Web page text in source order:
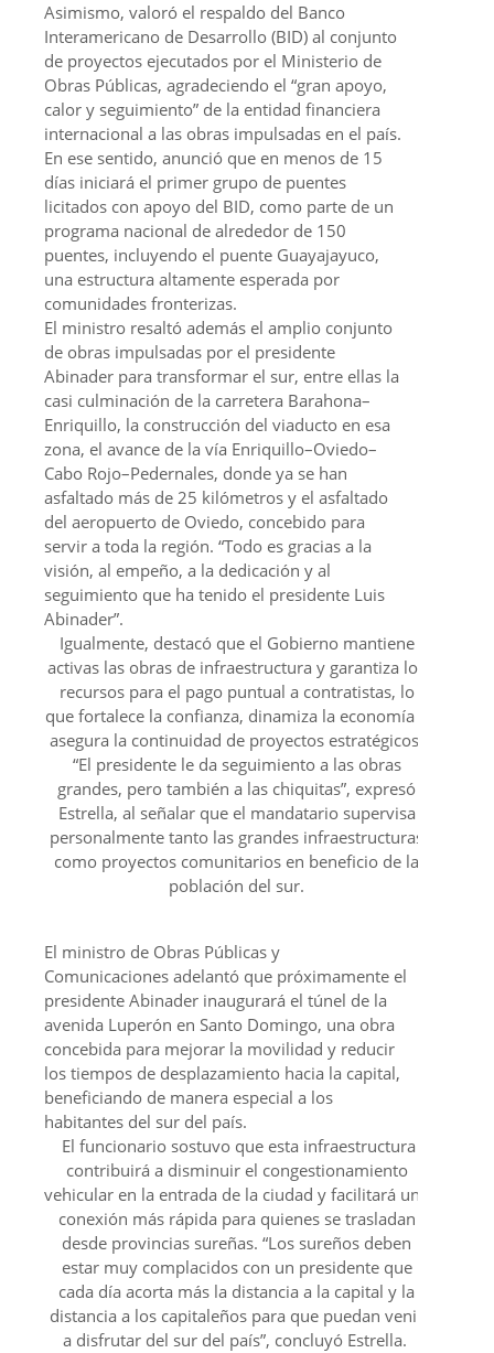
Asimismo, valoró el respaldo del Banco
Interamericano de Desarrollo (BID) al conjunto
de proyectos ejecutados por el Ministerio de
Obras Públicas, agradeciendo el “gran apoyo,
calor y seguimiento” de la entidad financiera
internacional a las obras impulsadas en el país.
En ese sentido, anunció que en menos de 15
días iniciará el primer grupo de puentes
licitados con apoyo del BID, como parte de un
programa nacional de alrededor de 150
puentes, incluyendo el puente Guayajayuco,
una estructura altamente esperada por
comunidades fronterizas.
El ministro resaltó además el amplio conjunto
de obras impulsadas por el presidente
Abinader para transformar el sur, entre ellas la
casi culminación de la carretera Barahona–
Enriquillo, la construcción del viaducto en esa
zona, el avance de la vía Enriquillo–Oviedo–
Cabo Rojo–Pedernales, donde ya se han
asfaltado más de 25 kilómetros y el asfaltado
del aeropuerto de Oviedo, concebido para
servir a toda la región. “Todo es gracias a la
visión, al empeño, a la dedicación y al
seguimiento que ha tenido el presidente Luis
Abinader”.
Igualmente, destacó que el Gobierno mantiene
activas las obras de infraestructura y garantiza los
recursos para el pago puntual a contratistas, lo
que fortalece la confianza, dinamiza la economía y
asegura la continuidad de proyectos estratégicos.
“El presidente le da seguimiento a las obras
grandes, pero también a las chiquitas”, expresó
Estrella, al señalar que el mandatario supervisa
personalmente tanto las grandes infraestructuras
como proyectos comunitarios en beneficio de la
población del sur.
El ministro de Obras Públicas y
Comunicaciones adelantó que próximamente el
presidente Abinader inaugurará el túnel de la
avenida Luperón en Santo Domingo, una obra
concebida para mejorar la movilidad y reducir
los tiempos de desplazamiento hacia la capital,
beneficiando de manera especial a los
habitantes del sur del país.
El funcionario sostuvo que esta infraestructura
contribuirá a disminuir el congestionamiento
vehicular en la entrada de la ciudad y facilitará una
conexión más rápida para quienes se trasladan
desde provincias sureñas. “Los sureños deben
estar muy complacidos con un presidente que
cada día acorta más la distancia a la capital y la
distancia a los capitaleños para que puedan venir
a disfrutar del sur del país”, concluyó Estrella.